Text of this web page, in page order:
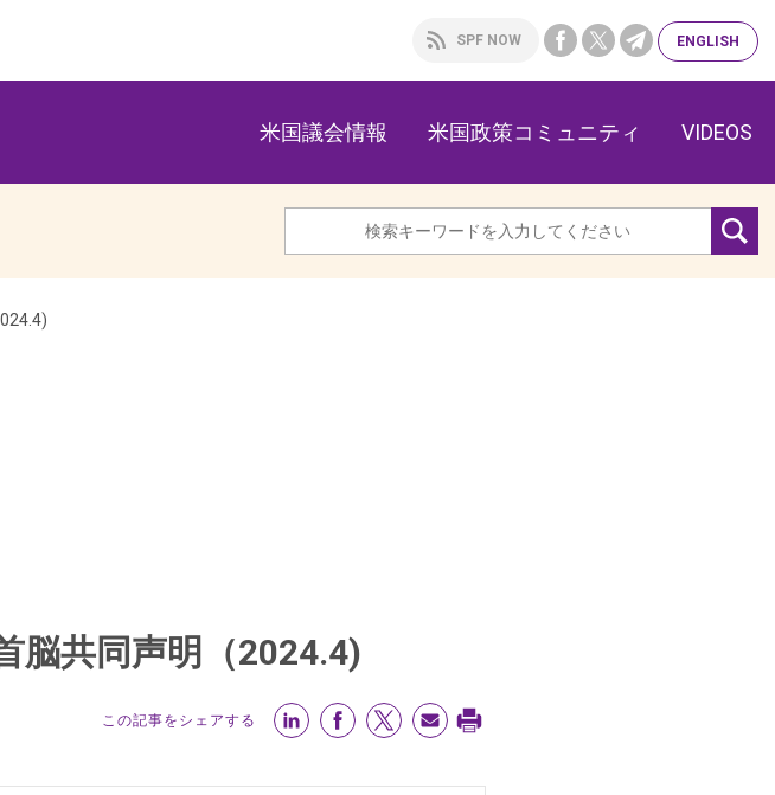
SPF NOW ENGLISH
米国議会情報 米国政策コミュニティ VIDEOS
脳共同声明（2024.4)
この記事をシェアする